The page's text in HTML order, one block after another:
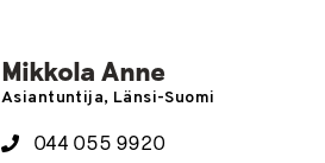
Mikkola Anne
Asiantuntija, Länsi-Suomi
044 055 9920